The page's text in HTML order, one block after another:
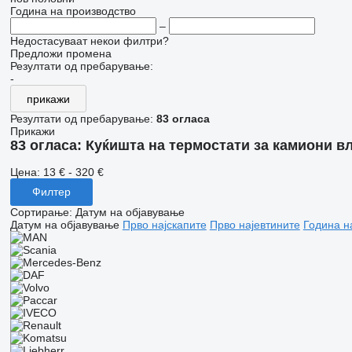
Година на производство
–
Недостасуваат некои филтри?
Предложи промена
Резултати од пребарување:
-
прикажи
Резултати од пребарување: 83 огласа
Прикажи
83 огласа: Куќишта на термостати за камиони
Цена: 13 € - 320 €
Филтер
Сортирање: Датум на објавување
Датум на објавување Прво најскапите Прво најевтините Година